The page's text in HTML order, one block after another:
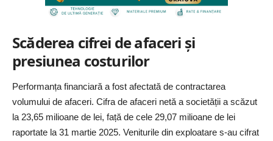
Scăderea cifrei de afaceri și
presiunea costurilor
Performanțafinanciară a fost afectată de contractarea
volumului de afaceri. Cifra de afaceri netă a societății a scăzut
la 23,65 milioane de lei, față de cele 29,07 milioane de lei
raportate la 31 martie 2025. Veniturile din exploatare s-au cifrat